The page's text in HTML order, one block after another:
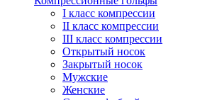
I класс компрессии
II класс компрессии
III класс компрессии
Открытый носок
Закрытый носок
Мужские
Женские